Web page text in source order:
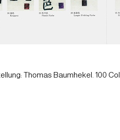
Thomas Baumhekel. 100